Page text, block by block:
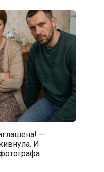
—
И